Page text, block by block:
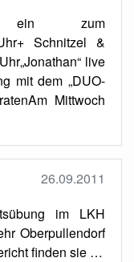
ein zum
Schnitzel &
live
mit dem „DUO-
Mittwoch
26.09.2011
im LKH
Oberpullendorf
finden sie …